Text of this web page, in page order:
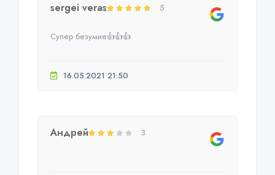
sergei veras 5
Супер безумие👍👍👍
16.05.2021 21:50
Андрей 3